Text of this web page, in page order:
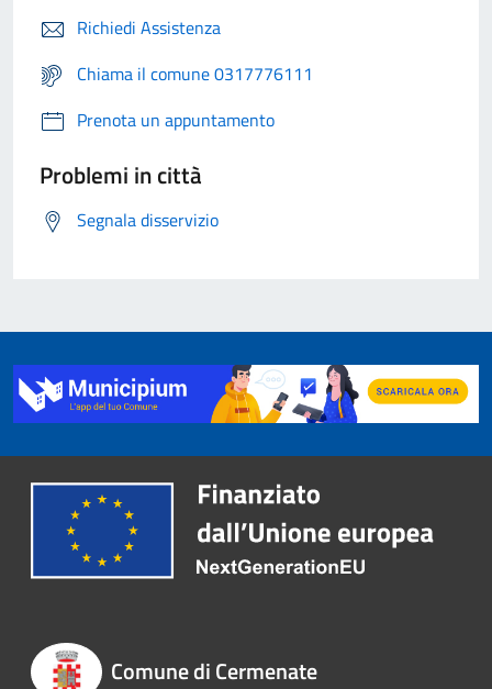
Richiedi Assistenza
Chiama il comune 0317776111
Prenota un appuntamento
Problemi in città
Segnala disservizio
Comune di Cermenate